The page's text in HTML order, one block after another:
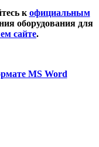
к официальным
оборудования для
сайте.
MS Word